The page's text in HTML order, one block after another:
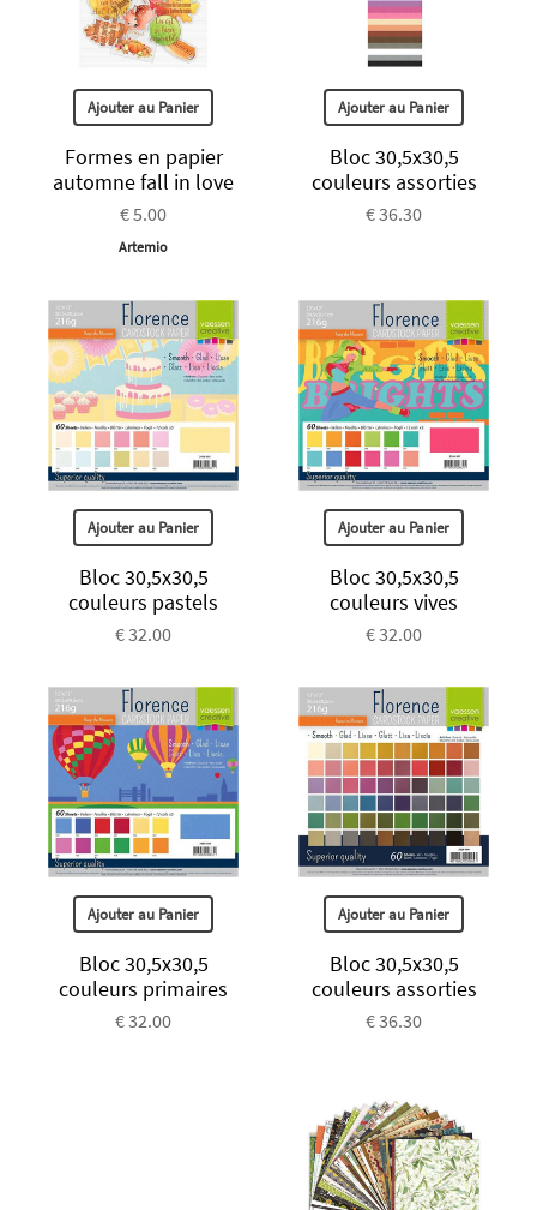
Ajouter au Panier
Formes en papier
automne fall in love
€ 5.00
Artemio
Ajouter au Panier
Bloc 30,5x30,5
couleurs assorties
€ 36.30
Ajouter au Panier
Bloc 30,5x30,5
couleurs pastels
€ 32.00
Ajouter au Panier
Bloc 30,5x30,5
couleurs vives
€ 32.00
Ajouter au Panier
Bloc 30,5x30,5
couleurs primaires
€ 32.00
Ajouter au Panier
Bloc 30,5x30,5
couleurs assorties
€ 36.30